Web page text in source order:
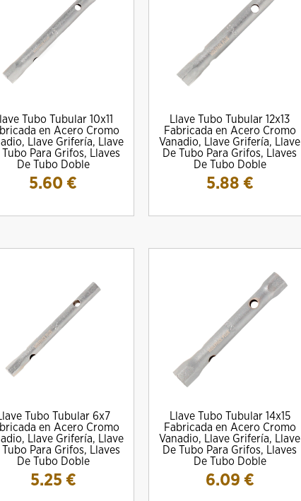
Tubo Tubular 10x11
en Acero Cromo
Llave Grifería, Llave
Tubo Para Grifos, Llaves
De Tubo Doble
5.60 €
Llave Tubo Tubular 12x13
Fabricada en Acero Cromo
Vanadio, Llave Grifería, Llave
De Tubo Para Grifos, Llaves
De Tubo Doble
5.88 €
Llave Tubo Tubular 6x7
en Acero Cromo
Llave Grifería, Llave
Tubo Para Grifos, Llaves
De Tubo Doble
5.25 €
Llave Tubo Tubular 14x15
Fabricada en Acero Cromo
Vanadio, Llave Grifería, Llave
De Tubo Para Grifos, Llaves
De Tubo Doble
6.09 €